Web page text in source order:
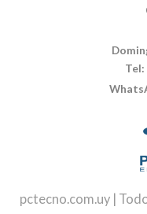
Tel:
pctecno.com.uy |